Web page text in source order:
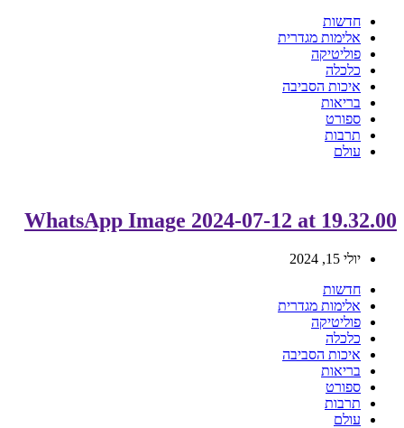
חדשות
אלימות מגדרית
פוליטיקה
כלכלה
איכות הסביבה
בריאות
ספורט
תרבות
עולם
WhatsApp Image 2024-07-12 at 19.32.00
יולי 15, 2024
חדשות
אלימות מגדרית
פוליטיקה
כלכלה
איכות הסביבה
בריאות
ספורט
תרבות
עולם